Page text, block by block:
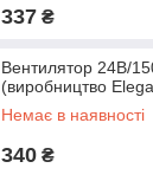
337 ₴
Вентилятор 24В/
(виробництво
Немає в наявності
340 ₴